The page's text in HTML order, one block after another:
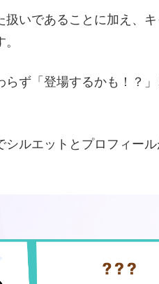
扱いであることに加え、
らず「登場するかも！？
シルエットとプロフィー